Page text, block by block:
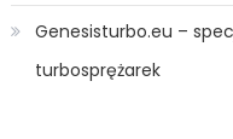
Genesisturbo.eu –
turbosprężarek